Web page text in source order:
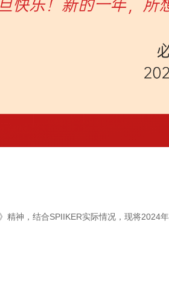
神，结合SPIIKER实际情况，现将2024